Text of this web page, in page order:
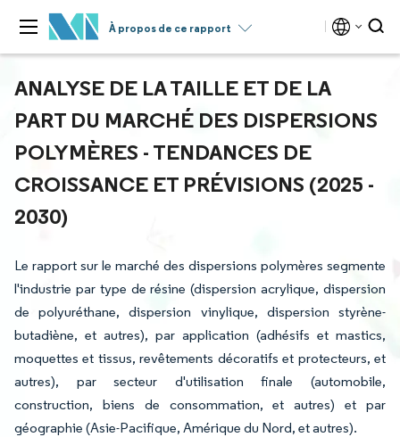
À propos de ce rapport
ANALYSE DE LA TAILLE ET DE LA
PART DU MARCHÉ DES DISPERSIONS
POLYMÈRES - TENDANCES DE
CROISSANCE ET PRÉVISIONS (2025 -
2030)
Le rapport sur le marché des dispersions polymères segmente
l'industrie par type de résine (dispersion acrylique, dispersion
de polyuréthane, dispersion vinylique, dispersion styrène-
butadiène, et autres), par application (adhésifs et mastics,
moquettes et tissus, revêtements décoratifs et protecteurs, et
autres), par secteur d'utilisation finale (automobile,
construction, biens de consommation, et autres) et par
géographie (Asie-Pacifique, Amérique du Nord, et autres).